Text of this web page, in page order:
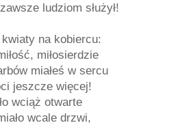
ludziom służył!
na kobiercu:
miłosierdzie
miałeś w sercu
jeszcze więcej!
wciąż otwarte
wcale drzwi,